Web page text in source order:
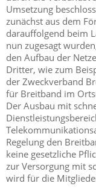
Umsetzung
zunächst aus dem
darauffolgend beim
nun zugesagt
den Aufbau der
Dritter, wie zum
der Zweckverband
für Breitband im
Der Ausbau mit
Regelung den
keine gesetzliche
zur Versorgung mit
wird für die